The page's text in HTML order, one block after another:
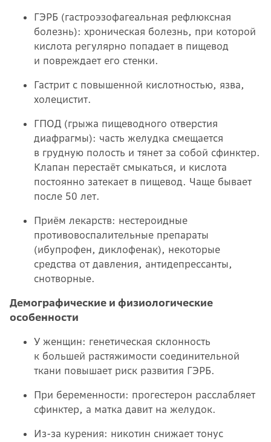
ГЭРБ (гастроэзофагеальная рефлюксная
болезнь): хроническая болезнь, при которой
кислота регулярно попадает в пищевод
и повреждает его стенки.
Гастрит с повышенной кислотностью, язва,
холецистит.
ГПОД (грыжа пищеводного отверстия
диафрагмы): часть желудка смещается
в грудную полость и тянет за собой сфинктер.
Клапан перестаёт смыкаться, и кислота
постоянно затекает в пищевод. Чаще бывает
после 50 лет.
Приём лекарств: нестероидные
противовоспалительные препараты
(ибупрофен, диклофенак), некоторые
средства от давления, антидепрессанты,
снотворные.
Демографические и физиологические
особенности
У женщин: генетическая склонность
к большей растяжимости соединительной
ткани повышает риск развития ГЭРБ.
При беременности: прогестерон расслабляет
сфинктер, а матка давит на желудок.
Из-за курения: никотин снижает тонус